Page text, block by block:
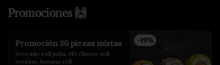
Promociones 🙌
-19%
Promoción 30 piezas mixtas
Avocado roll palta, ebi chesse roll
sesamo, banana roll.